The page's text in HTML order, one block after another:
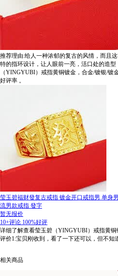
推荐理由:给人一种浓郁的复古的风情，而且
特的指环设计，让人眼前一亮，活口处的造型
（YINGYUBI）戒指黄铜镀金，合金/镀银/镀
好评率 。
莹玉碧福财發复古戒指 镀金开口戒指男 单身
流男款戒指 發字
暂无报价
10+评论 100%好评
详细了解查看莹玉碧（YINGYUBI）戒指黄
评价1:宝贝刚收到，看了一下还可以，但不知
相关商品